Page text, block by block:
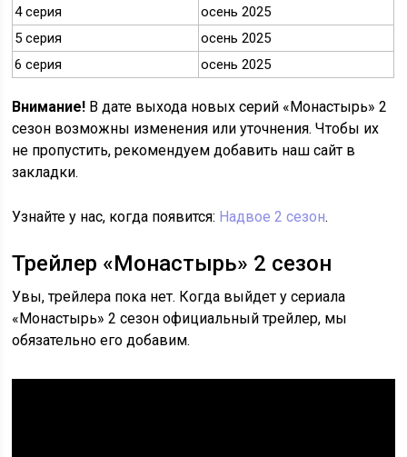
4 серия
осень 2025
5 серия
осень 2025
6 серия
осень 2025
Внимание! В дате выхода новых серий «Монастырь» 2
сезон возможны изменения или уточнения. Чтобы их
не пропустить, рекомендуем добавить наш сайт в
закладки.
Узнайте у нас, когда появится: Надвое 2 сезон.
Трейлер «Монастырь» 2 сезон
Увы, трейлера пока нет. Когда выйдет у сериала
«Монастырь» 2 сезон официальный трейлер, мы
обязательно его добавим.